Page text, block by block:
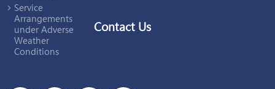
Service
Arrangements
under Adverse
Weather
Conditions
Contact Us